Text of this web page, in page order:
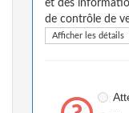
et des
de contrôle de
Afficher les détails